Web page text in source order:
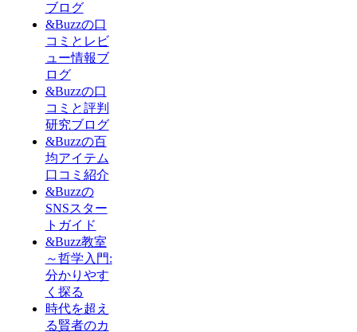
ブログ
&Buzzの口
コミとレビ
ュー情報ブ
ログ
&Buzzの口
コミと評判
研究ブログ
&Buzzの百
均アイテム
口コミ紹介
&Buzzの
SNSスター
トガイド
&Buzz教室
～哲学入門:
分かりやす
く探る
時代を超え
る賢者のカ